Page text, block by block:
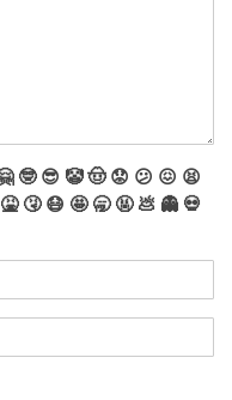
🤓 😎 🤡🤠 😟 😕 😖 😫
🤮 🤧 😷 🤩 🥱 🤬 💩 👻 💀